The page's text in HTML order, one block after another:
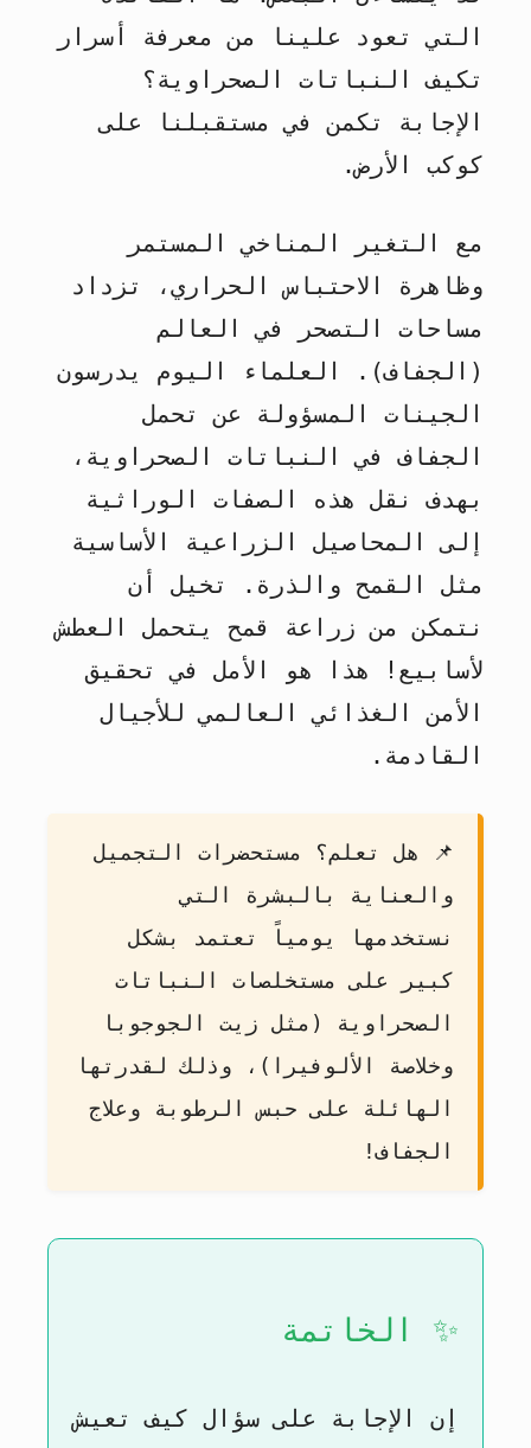
التي تعود علينا من معرفة أسرار
تكيف النباتات الصحراوية؟
الإجابة تكمن في مستقبلنا على
كوكب الأرض.
مع التغير المناخي المستمر
وظاهرة الاحتباس الحراري، تزداد
مساحات التصحر في العالم
(الجفاف). العلماء اليوم يدرسون
الجينات المسؤولة عن تحمل
الجفاف في النباتات الصحراوية،
بهدف نقل هذه الصفات الوراثية
إلى المحاصيل الزراعية الأساسية
مثل القمح والذرة. تخيل أن
نتمكن من زراعة قمح يتحمل العطش
لأسابيع! هذا هو الأمل في تحقيق
الأمن الغذائي العالمي للأجيال
القادمة.
📌 هل تعلم؟ مستحضرات التجميل
والعناية بالبشرة التي
نستخدمها يومياً تعتمد بشكل
كبير على مستخلصات النباتات
الصحراوية (مثل زيت الجوجوبا
وخلاصة الألوفيرا)، وذلك لقدرتها
الهائلة على حبس الرطوبة وعلاج
الجفاف!
✨ الخاتمة
إن الإجابة على سؤال كيف تعيش